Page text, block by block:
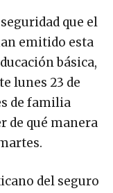
que el
emitido esta
básica,
lunes 23 de
de familia
de qué manera
del seguro